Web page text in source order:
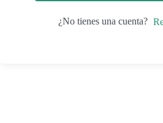
¿No tienes una cuenta?